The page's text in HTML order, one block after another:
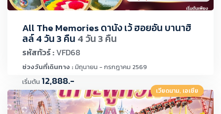
All The Memories ดานัง เว้ ฮอยอัน บานาฮิ
ลล์ 4 วัน 3 คืน 4 วัน 3 คืน
รหัสทัวร์ : VFD68
ช่วงวันที่เดินทาง : มิถุนายน - กรกฎาคม 2569
เริ่มต้น 12,888.-
เวียดนาม, เอเชีย